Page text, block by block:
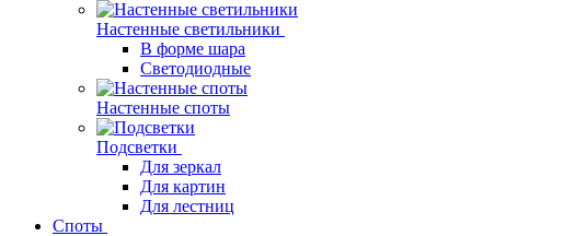
Настенные светильники
В форме шара
Светодиодные
Настенные споты
Подсветки
Для зеркал
Для картин
Для лестниц
Споты